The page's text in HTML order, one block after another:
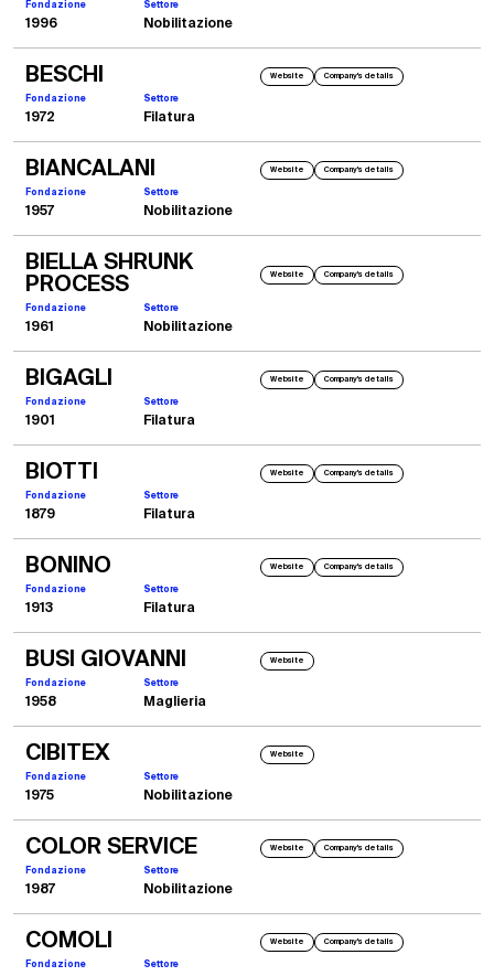
Fondazione Settore
1996 Nobilitazione
BESCHI Website Company's details
Fondazione Settore
1972 Filatura
BIANCALANI Website Company's details
Fondazione Settore
1957 Nobilitazione
BIELLA SHRUNK
PROCESS
Website Company's details
Fondazione Settore
1961 Nobilitazione
BIGAGLI Website Company's details
Fondazione Settore
1901 Filatura
BIOTTI Website Company's details
Fondazione Settore
1879 Filatura
BONINO Website Company's details
Fondazione Settore
1913 Filatura
BUSI GIOVANNI Website
Fondazione Settore
1958 Maglieria
CIBITEX Website
Fondazione Settore
1975 Nobilitazione
COLOR SERVICE Website Company's details
Fondazione Settore
1987 Nobilitazione
COMOLI Website Company's details
Fondazione Settore